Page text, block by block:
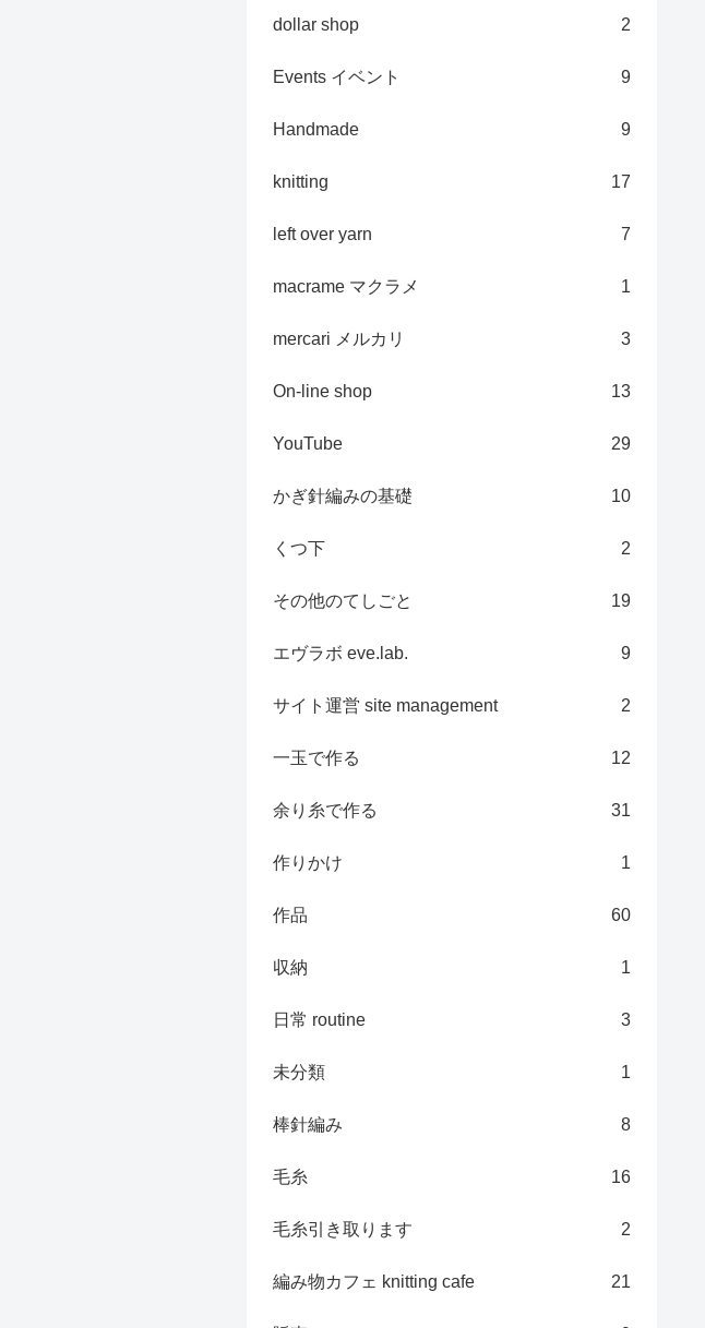
dollar shop 2
Events イベント 9
Handmade 9
knitting 17
left over yarn 7
macrame マクラメ 1
mercari メルカリ 3
On-line shop 13
YouTube 29
かぎ針編みの基礎 10
くつ下 2
その他のてしごと 19
エヴラボ eve.lab. 9
サイト運営 site management 2
一玉で作る 12
余り糸で作る 31
作りかけ 1
作品 60
収納 1
日常 routine 3
未分類 1
棒針編み 8
毛糸 16
毛糸引き取ります 2
編み物カフェ knitting cafe 21